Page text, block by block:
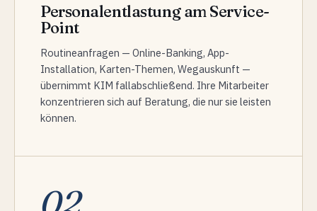
Personalentlastung am Service-
Point
Routineanfragen — Online-Banking, App-
Installation, Karten-Themen, Wegauskunft —
übernimmt KIM fallabschließend. Ihre Mitarbeiter
konzentrieren sich auf Beratung, die nur sie leisten
können.